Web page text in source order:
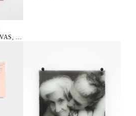
LE CALENDRIER DES DIVAS, 2025